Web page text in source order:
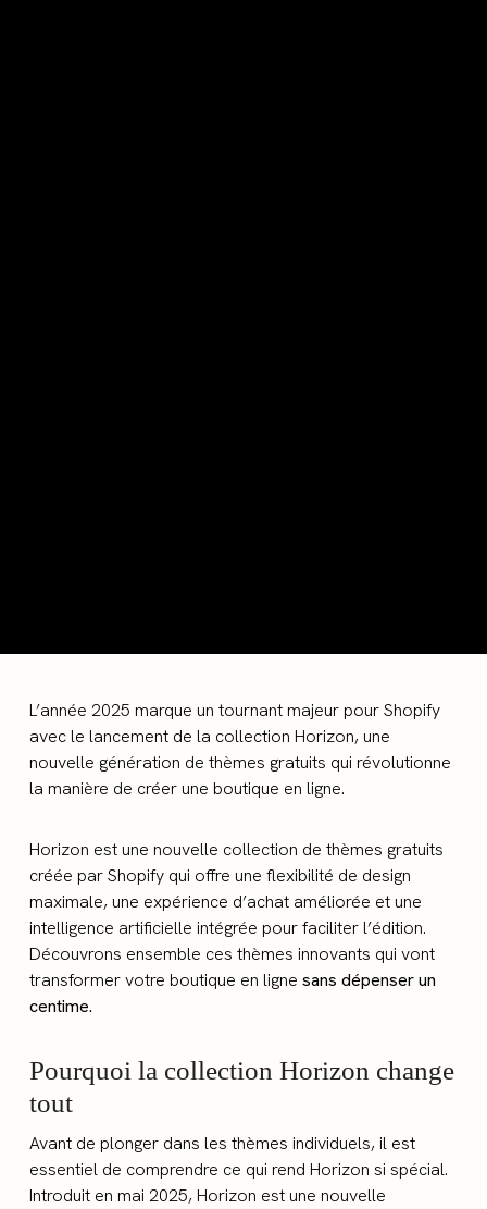
L’année 2025 marque un tournant majeur pour Shopify
avec le lancement de la collection Horizon, une
nouvelle génération de thèmes gratuits qui révolutionne
la manière de créer une boutique en ligne.
Horizon est une nouvelle collection de thèmes gratuits
créée par Shopify qui offre une flexibilité de design
maximale, une expérience d’achat améliorée et une
intelligence artificielle intégrée pour faciliter l’édition.
Découvrons ensemble ces thèmes innovants qui vont
transformer votre boutique en lignesans dépenser un
centime.
Pourquoi la collection Horizon change
tout
Avant de plonger dans les thèmes individuels, il est
essentiel de comprendre ce qui rend Horizon si spécial.
Introduit en mai 2025, Horizon est une nouvelle